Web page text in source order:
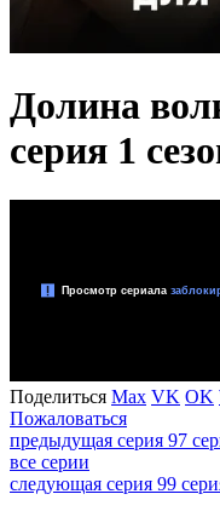
Долина
серия 1
Поделиться Max VK OK
Пожаловаться
предыдущая серия 97
все серии
следующая серия 99